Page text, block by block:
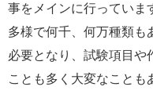
事をメインに行っていま
多様で何千、何万種類も
必要となり、試験項目や
ことも多く大変なことも